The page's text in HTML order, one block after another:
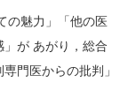
の魅力」「他の医
が あがり，総合
門医からの批判」